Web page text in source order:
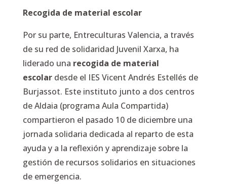
Recogida de material escolar
Por su parte, Entreculturas Valencia, a través
de su red de solidaridad Juvenil Xarxa, ha
liderado una recogida de material
escolardesde el IES Vicent Andrés Estellés de
Burjassot. Este instituto junto a dos centros
de Aldaia (programa Aula Compartida)
compartieron el pasado 10 de diciembre una
jornada solidaria dedicada al reparto de esta
ayuda y a la reflexión y aprendizaje sobre la
gestión de recursos solidarios en situaciones
de emergencia.